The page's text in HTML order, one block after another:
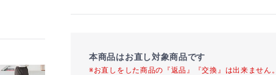
本商品はお直し対象商品です
※お直しをした商品の『返品』『交換』は出来ません。